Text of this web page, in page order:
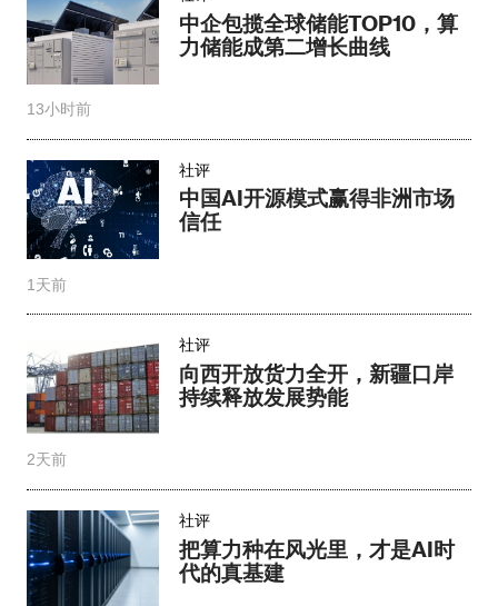
中企包揽全球储能TOP10，算
力储能成第二增长曲线
13小时前
社评
中国AI开源模式赢得非洲市场
信任
1天前
社评
向西开放货力全开，新疆口岸
持续释放发展势能
2天前
社评
把算力种在风光里，才是AI时
代的真基建